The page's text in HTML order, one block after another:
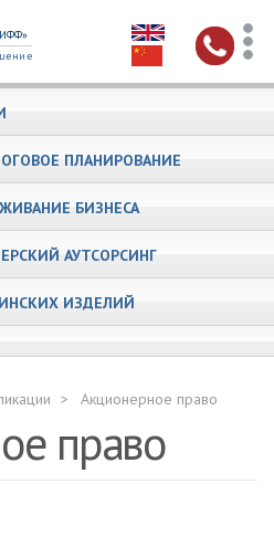
ПЛАНИРОВАНИЕ
БИЗНЕСА
АУТСОРСИНГ
ИЗДЕЛИЙ
Акционерное право
право